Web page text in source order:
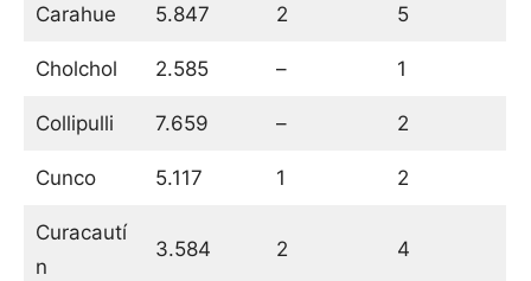
Carahue 5.847 2 5
Cholchol 2.585 – 1
Collipulli 7.659 – 2
Cunco 5.117 1 2
Curacautí
n
3.584 2 4